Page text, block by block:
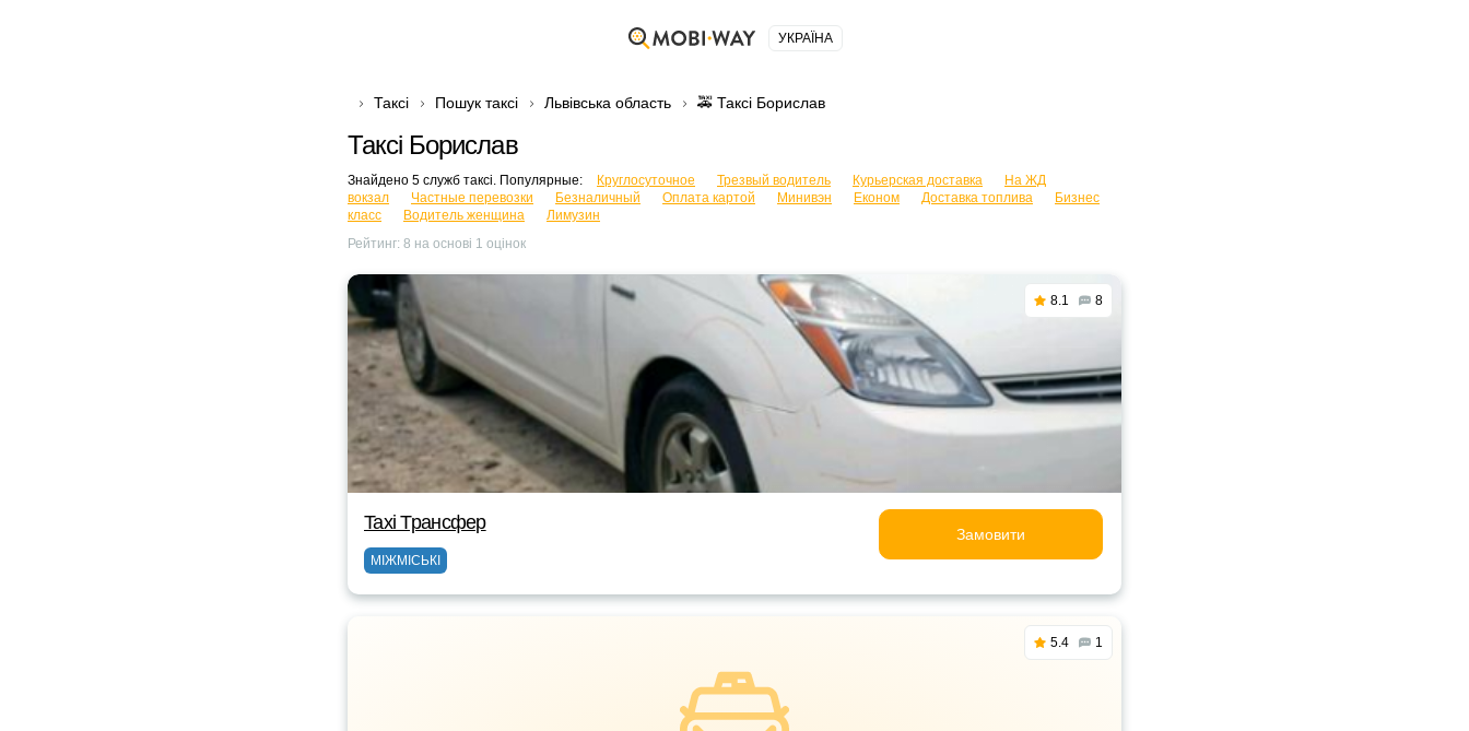
УКРАЇНА
Таксі Пошук таксі Львівська область 🚕 Таксі Борислав
Таксі Борислав
Знайдено 5 служб таксі. Популярные: Круглосуточное Трезвый водитель Курьерская доставка
На ЖД
вокзал
Частные перевозки Безналичный Оплата картой Минивэн Економ Доставка топлива
Бизнес
класс
Водитель женщина
Лимузин
Рейтинг: 8 на основі 1 оцінок
8.1 8
Taxi Трансфер
МІЖМІСЬКІ
Замовити
5.4 1